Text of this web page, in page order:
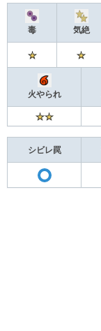
毒 気絶
火やられ
シビレ罠